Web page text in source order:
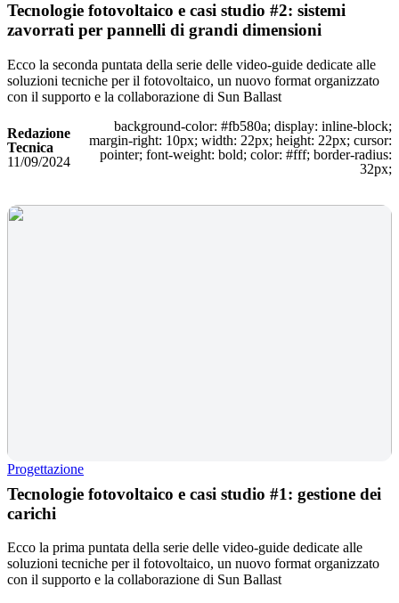
Tecnologie fotovoltaico e casi studio #2: sistemi
zavorrati per pannelli di grandi dimensioni
Ecco la seconda puntata della serie delle video-guide dedicate alle
soluzioni tecniche per il fotovoltaico, un nuovo format organizzato
con il supporto e la collaborazione di Sun Ballast
Redazione
Tecnica
11/09/2024
background-color: #fb580a; display: inline-block;
margin-right: 10px; width: 22px; height: 22px; cursor:
pointer; font-weight: bold; color: #fff; border-radius:
32px;
Progettazione
Tecnologie fotovoltaico e casi studio #1: gestione dei
carichi
Ecco la prima puntata della serie delle video-guide dedicate alle
soluzioni tecniche per il fotovoltaico, un nuovo format organizzato
con il supporto e la collaborazione di Sun Ballast